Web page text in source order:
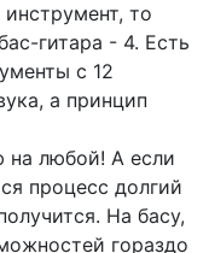
то
гитара - 4. Есть
с 12
а принцип
на любой! А если
процесс долгий
На басу,
гораздо